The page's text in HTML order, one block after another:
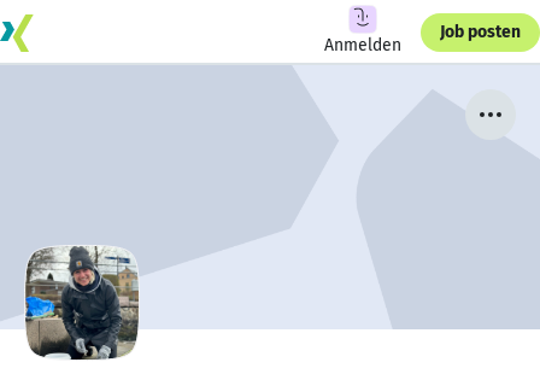
Anmelden
Job posten